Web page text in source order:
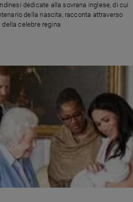
dedicate alla sovrana inglese, di cui
della nascita, racconta attraverso
celebre regina